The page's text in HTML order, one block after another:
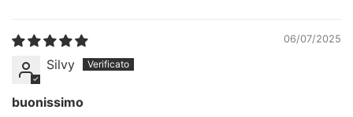
06/07/2025
Silvy
buonissimo